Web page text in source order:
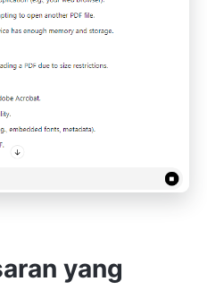
yang